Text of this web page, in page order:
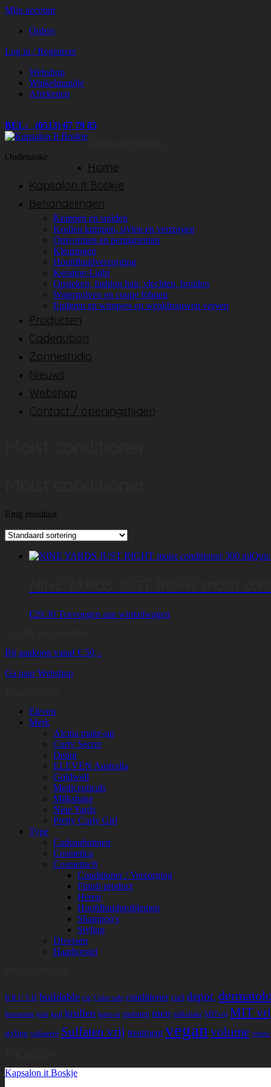
Mijn account
Orders
Log in / Registreer
Webshop
Winkelmandje
Afrekenen
BEL: (0513) 67 79 85
Oudehaske
Home
Kapsalon It Boskje
Behandelingen
Knippen en snijden
Krullen knippen, stylen en verzorgen
Omvormen en permanenten
Kleuringen
Hoofdhuidverzorging
Keratine-Light
Opsteken, fashion hair, vlechten, bruiden
Watergolven en coupe föhnen
Epileren en wimpers en wenkbrauwen verven
Producten
Cadeaubon
Zonnestudio
Nieuws
Webshop
Contact / openingstijden
Enig resultaat
€29.30 Toevoegen aan winkelwagen
Bij aankoop vanaf € 50,-.
Ga naar Webshop
Eleven
Merk
Alcina make-up
Curly Secret
Depot
ELEVEN Australia
Goldwell
Mediceuticals
Milkshake
Nine Yards
Pretty Curly Girl
Type
Cadeaubonnen
Cosmetica
Cosmetisch
Conditioner / Verzorging
Finish product
Heren
Hoofdhuidproblemen
Shampoo's
Styling
Diversen
Haarborstel
B.R.U.S.H buildable cg Color safe conditioner curl depot.
hormonen jeuk krul krullen leave-in mannen men milkshake MITvrij MIT
styling sulfaatvrij Sulfaten vrij treatment vegan volume vrouw
Kapsalon it Boskje